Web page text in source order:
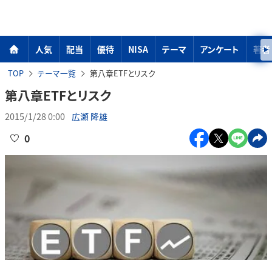
人気 配当 優待 NISA テーマ アンケート 著者
TOP テーマ一覧 第八章ETFとリスク
第八章ETFとリスク
2015/1/28 0:00 広瀬 隆雄
0